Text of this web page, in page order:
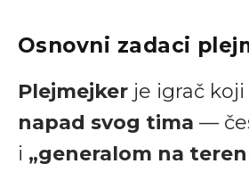
Osnovni zadaci
Plejmejker je igrač koji
napad svog tima —
i „generalom na